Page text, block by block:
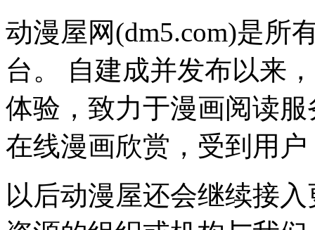
动漫屋网(dm5.com)是所
台。 自建成并发布以来
体验，致力于漫画阅读
在线漫画欣赏，受到用
以后动漫屋还会继续接